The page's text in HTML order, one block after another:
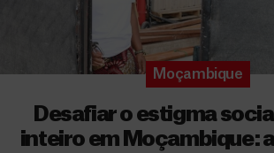
Moçambique
Desafiar o estigma
inteiro em Moçambique: